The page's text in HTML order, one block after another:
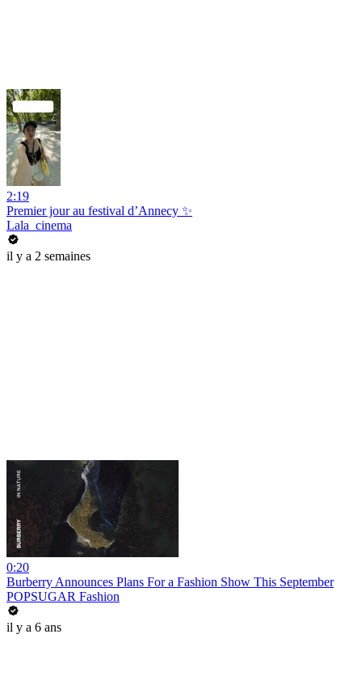
2:19
Premier jour au festival d’Annecy ✨
Lala_cinema
il y a 2 semaines
0:20
Burberry Announces Plans For a Fashion Show This September
POPSUGAR Fashion
il y a 6 ans